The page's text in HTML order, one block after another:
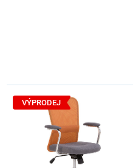
VÝPRODEJ